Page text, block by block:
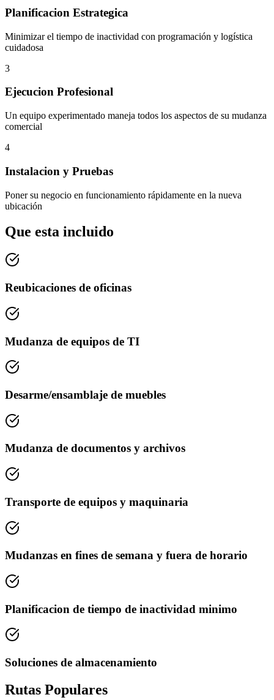
Planificacion Estrategica
Minimizar el tiempo de inactividad con programación y logística
cuidadosa
3
Ejecucion Profesional
Un equipo experimentado maneja todos los aspectos de su mudanza
comercial
4
Instalacion y Pruebas
Poner su negocio en funcionamiento rápidamente en la nueva
ubicación
Que esta incluido
Reubicaciones de oficinas
Mudanza de equipos de TI
Desarme/ensamblaje de muebles
Mudanza de documentos y archivos
Transporte de equipos y maquinaria
Mudanzas en fines de semana y fuera de horario
Planificacion de tiempo de inactividad minimo
Soluciones de almacenamiento
Rutas Populares